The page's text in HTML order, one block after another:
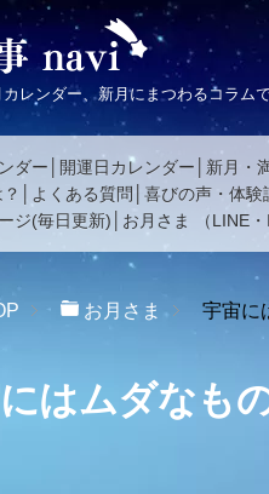
レンダー、新月にまつわるコラム
ダー 開運日カレンダー 新月・
よくある質問 喜びの声・体験
ジ(毎日更新) お月さま （LINE ・
お月さま 宇宙に
はムダなも